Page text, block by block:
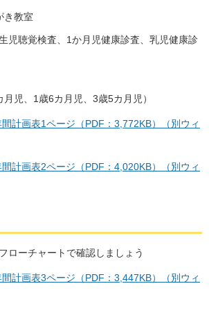
き教室
児聴覚検査、1か月児健康診査、乳児健康診
児、1歳6カ月児、3歳5カ月児）
計画表1ページ（PDF：3,772KB）（別ウィ
計画表2ページ（PDF：4,020KB）（別ウィ
ローチャートで確認しましょう
計画表3ページ（PDF：3,447KB）（別ウィ